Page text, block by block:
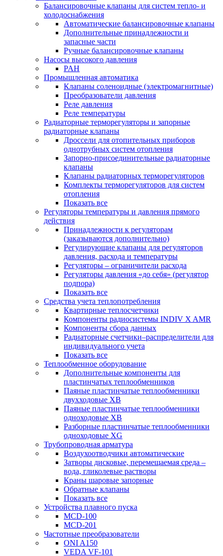
Балансировочные клапаны для систем тепло- и
холодоснабжения
Автоматические балансировочные клапаны
Дополнительные принадлежности и
запасные части
Ручные балансировочные клапаны
Насосы высокого давления
PAH
Промышленная автоматика
Клапаны соленоидные (электромагнитные)
Преобразователи давления
Реле давления
Реле температуры
Радиаторные терморегуляторы и запорные
радиаторные клапаны
Дроссели для отопительных приборов
однотрубных систем отопления
Запорно-присоединительные радиаторные
клапаны
Клапаны радиаторных терморегуляторов
Комплекты терморегуляторов для систем
отопления
Показать все
Регуляторы температуры и давления прямого
действия
Принадлежности к регуляторам
(заказываются дополнительно)
Регулирующие клапаны для регуляторов
давления, расхода и температуры
Регуляторы – ограничители расхода
Регуляторы давления «до себя» (регулятор
подпора)
Показать все
Средства учета теплопотребления
Квартирные теплосчетчики
Компоненты радиосистемы INDIV X AMR
Компоненты сбора данных
Радиаторные счетчики–распределители для
индивидуального учета
Показать все
Теплообменное оборудование
Дополнительные компоненты для
пластинчатых теплообменников
Паяные пластинчатые теплообменники
двухходовые XB
Паяные пластинчатые теплообменники
одноходовые ХВ
Разборные пластинчатые теплообменники
одноходовые ХG
Трубопроводная арматура
Воздухоотводчики автоматические
Затворы дисковые, перемещаемая среда –
вода, гликолевые растворы
Краны шаровые запорные
Обратные клапаны
Показать все
Устройства плавного пуска
MCD-100
MCD-201
Частотные преобразователи
ONI A150
VEDA VF-101